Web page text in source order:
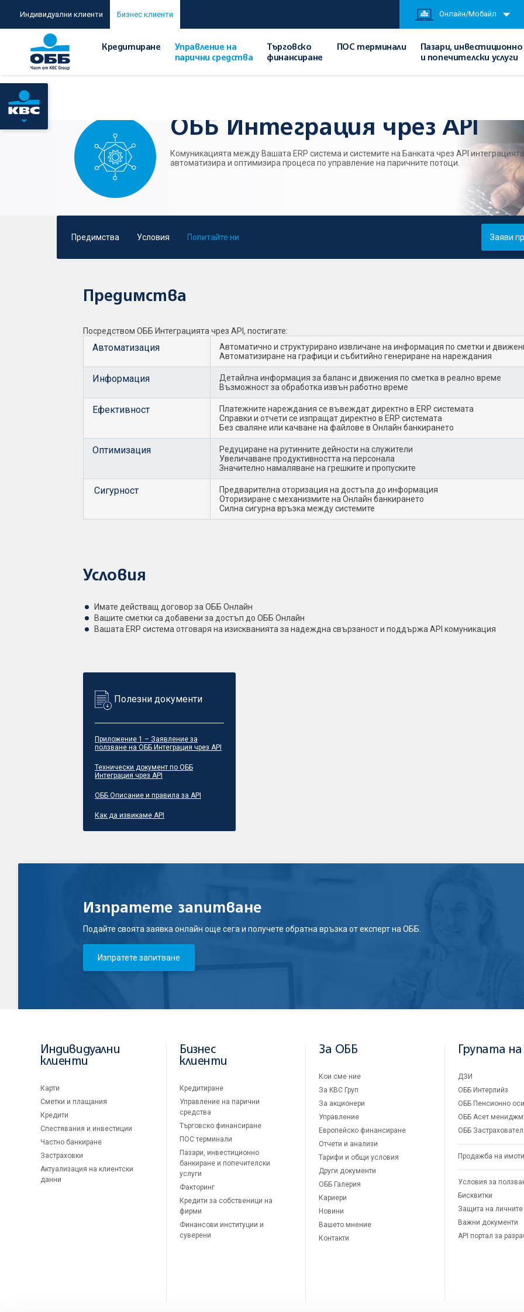
Индивидуални клиенти Бизнес клиенти Онлайн/Мобайл
Кредитиране
Управление на
парични средства
Търговско
финансиране
ПОС терминали
Пазари,
и попечителски услуги
ОББ Интеграция чрез API
Комуникацията между Вашата ERP система и системите на Банката чрез API интеграцията
автоматизира и оптимизира процеса по управление на паричните потоци.
Предимства Условия Попитайте ни Заяви
Предимства
Посредством ОББ Интеграцията чрез API, постигате:
Автоматизация
Автоматично и структурирано извличане на информация по сметки и
Автоматизиране на графици и събитийно генериране на нареждания
Информация
Детайлна информация за баланс и движения по сметка в реално време
Възможност за обработка извън работно време
Ефективност
Платежните нареждания се въвеждат директно в ЕRP системата
Справки и отчети се изпращат директно в ЕRP системата
Без сваляне или качване на файлове в Онлайн банкирането
Оптимизация
Редуциране на рутинните дейности на служители
Увеличаване продуктивността на персонала
Значително намаляване на грешките и пропуските
Сигурност
Предварителна оторизация на достъпа до информация
Оторизиране с механизмите на Онлайн банкирането
Силна сигурна връзка между системите
Условия
Имате действащ договор за ОББ Онлайн
Вашите сметки са добавени за достъп до ОББ Онлайн
Вашата ERP система отговаря на изискванията за надеждна свързаност и поддържа API комуникация
Полезни документи
Приложение 1 – Заявление за
ползване на ОББ Интеграция чрез API
Технически документ по ОББ
Интеграция чрез API
ОББ Описание и правила за API
Как да извикаме API
Изпратете запитване
Подайте своята заявка онлайн още сега и получете обратна връзка от експерт на ОББ.
Изпратете запитване
Индивидуални
клиенти
Карти
Сметки и плащания
Кредити
Спестявания и инвестиции
Частно банкиране
Застраховки
Актуализация на клиентски
данни
Бизнес
клиенти
Кредитиране
Управление на парични
средства
Търговско финансиране
ПОС терминали
Пазари, инвестиционно
банкиране и попечителски
услуги
Факторинг
Кредити за собственици на
фирми
Финансови институции и
суверени
За ОББ
Кои сме ние
За KBC Груп
За акционери
Управление
Европейско финансиране
Отчети и анализи
Тарифи и общи условия
Други документи
ОББ Галерия
Кариери
Новини
Вашето мнение
Контакти
Групата на
ДЗИ
ОББ Интерлийз
ОББ Пенсионно
ОББ Асет
ОББ
Продажба на имоти
Условия за
Бисквитки
Защита на
Важни документи
API портал за